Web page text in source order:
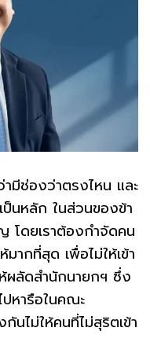
มีช่องว่าตรงไหน และ
นหลัก ในส่วนของข้า
โดยเราต้องกำจัดคน
ากที่สุด เพื่อไม่ให้เข้า
ผลัดสำนักนายกฯ ซึ่ง
ปหารือในคณะ
นไม่ให้คนที่ไม่สุริตเข้า